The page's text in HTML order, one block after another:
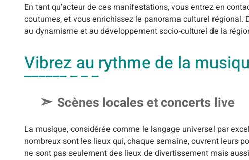
En tant qu’acteur de ces manifestations, vous entrez en
coutumes, et vous enrichissez le panorama culturel
au dynamisme et au développement socio-culturel de la
Vibrez au rythme de la
Scènes locales et concerts live
La musique, considérée comme le langage universel par
nombreux sont les lieux qui, chaque semaine, ouvrent leurs
ne sont pas seulement des lieux de divertissement mais